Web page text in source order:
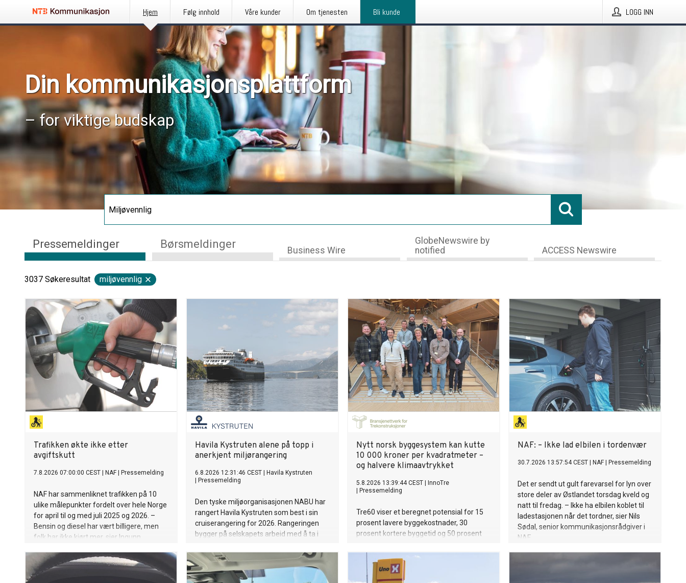
Hjem Følg innhold Våre kunder Om tjenesten Bli kunde LOGG INN
Din kommunikasjonsplattform
– for viktige budskap
Pressemeldinger Børsmeldinger Business Wire
GlobeNewswire by
notified
ACCESS Newswire
3037 Søkeresultat miljøvennlig
Trafikken økte ikke etter
avgiftskutt
7.8.2026 07:00:00 CEST NAF Pressemelding
NAF har sammenliknet trafikken på 10
ulike målepunkter fordelt over hele Norge
for april til og med juli 2025 og 2026. –
Bensin og diesel har vært billigere, men
folk har ikke kjørt mer, sier Ingunn
Havila Kystruten alene på topp i
anerkjent miljørangering
6.8.2026 12:31:46 CEST
Havila Kystruten
Pressemelding
Den tyske miljøorganisasjonen NABU har
rangert Havila Kystruten som best i sin
cruiserangering for 2026. Rangeringen
bygger på selskapets arbeid med å ta i
redusere utslipp av klimagasser og
luftforurensning langs norskekysten.
Som i fjor setter det norskeide rederiet
Nytt norsk byggesystem kan kutte
10 000 kroner per kvadratmeter –
og halvere klimaavtrykket
5.8.2026 13:39:44 CEST
InnoTre
Pressemelding
Tre60 viser et beregnet potensial for 15
prosent lavere byggekostnader, 30
prosent kortere byggetid og 50 prosent
dagslys, inneklima eller bokvalitet. Nå
inviteres eiendomsutviklere til
demonstrasjon og realisering.
NAF: – Ikke lad elbilen i tordenvær
30.7.2026 13:57:54 CEST NAF Pressemelding
Det er sendt ut gult farevarsel for lyn over
store deler av Østlandet torsdag kveld og
natt til fredag. – Ikke ha elbilen koblet til
ladestasjonen når det tordner, sier Nils
Sødal, senior kommunikasjonsrådgiver i
NAF.